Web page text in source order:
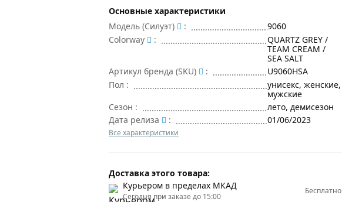
Основные характеристики
Модель (Силуэт)
:
9060
Colorway
:
QUARTZ GREY /
TEAM CREAM /
SEA SALT
Артикул бренда (SKU)
:
U9060HSA
Пол :
унисекс, женские,
мужские
Сезон :
лето, демисезон
Дата релиза
: 01/06/2023
Все характеристики
Доставка этого товара:
Курьером в пределах МКАД
Сегодня при заказе до 15:00
Бесплатно